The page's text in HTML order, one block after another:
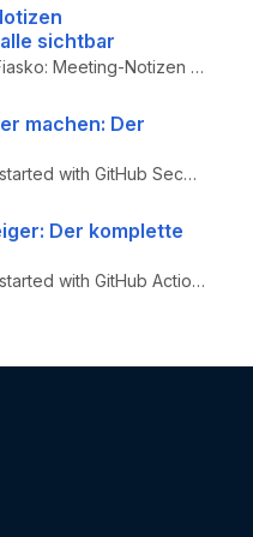
sichtbar
Granola Datenschutz-Fiasko: Meeting-Notizen standardmäßig für alle mit Link sichtbar – Warnung für Teams: AI-Meeting-Too...
machen: Der
GitHub for Beginners: Getting started with GitHub Security - Einsteiger-Guide zu GitHub Advanced Security (GHAS), Secret...
Der komplette
GitHub for Beginners: Getting started with GitHub Actions - Tutorial zu GitHub Actions für CI/CD Automation und DevOps-W...